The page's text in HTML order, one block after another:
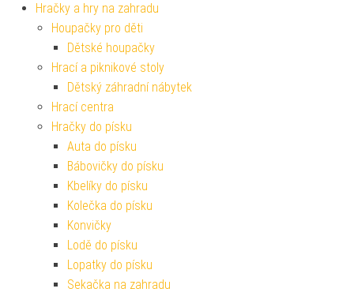
Hračky a hry na zahradu
Houpačky pro děti
Dětské houpačky
Hrací a piknikové stoly
Dětský záhradní nábytek
Hrací centra
Hračky do písku
Auta do písku
Bábovičky do písku
Kbelíky do písku
Kolečka do písku
Konvičky
Lodě do písku
Lopatky do písku
Sekačka na zahradu